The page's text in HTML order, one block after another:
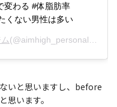
変わる #体脂肪率
くない男性は多い
(@aimhigh_personal)がシェアした投稿 –
いと思いますし、before
思います。